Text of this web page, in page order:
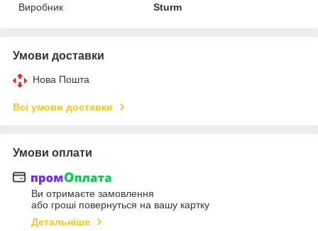
Виробник
Sturm
Умови доставки
Нова Пошта
Всі умови доставки
Умови оплати
Ви отримаєте замовлення
або гроші повернуться на вашу картку
Детальніше